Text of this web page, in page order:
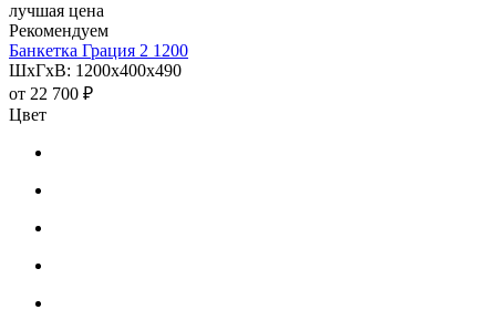
лучшая цена
Рекомендуем
Банкетка Грация 2 1200
ШхГхВ: 1200х400х490
от 22 700 ₽
Цвет